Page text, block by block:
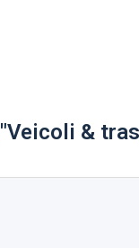
"Veicoli &